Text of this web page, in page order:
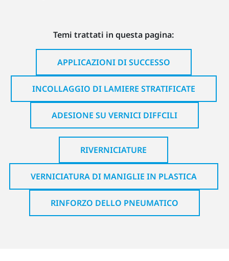
Temi trattati in questa pagina:
APPLICAZIONI DI SUCCESSO
INCOLLAGGIO DI LAMIERE STRATIFICATE
ADESIONE SU VERNICI DIFFCILI
RIVERNICIATURE
VERNICIATURA DI MANIGLIE IN PLASTICA
RINFORZO DELLO PNEUMATICO